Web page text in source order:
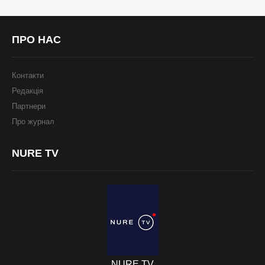
ПРО НАС
Контакти
Редакція
Партнери
Про журнал
NURE TV